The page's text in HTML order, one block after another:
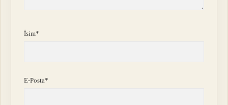
İsim*
E-Posta*